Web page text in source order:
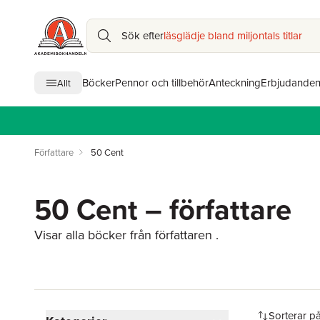
Sök efterläsglädje bland miljontals titlar
Allt BöckerPennor och tillbehörAnteckningErbjudanden
Författare 50 Cent
50 Cent – författare
Visar alla böcker från författaren .
Sorterar